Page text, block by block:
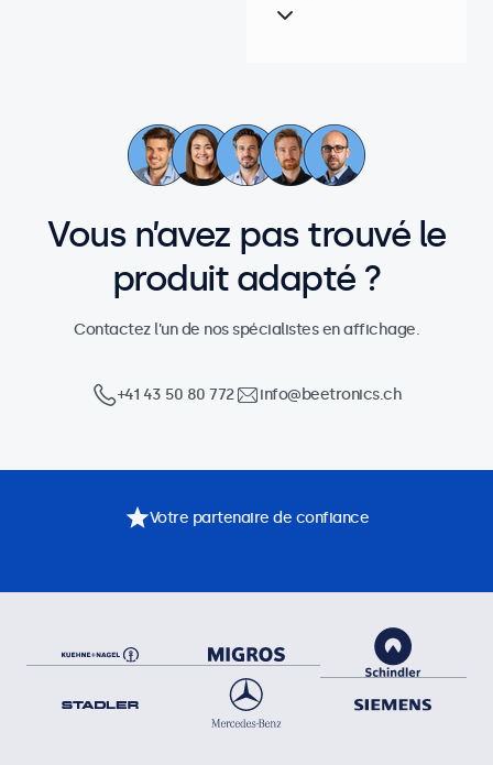
Vous n’avez pas trouvé le
produit adapté ?
Contactez l’un de nos spécialistes en affichage.
+41 43 50 80 772 info@beetronics.ch
Votre partenaire de confiance